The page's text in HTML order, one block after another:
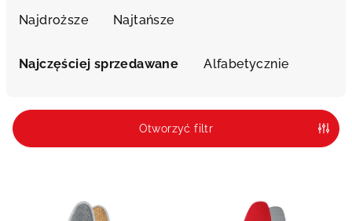
w
a
Najdroższe Najtańsze
Najczęściej sprzedawane Alfabetycznie
Otworzyć filtr